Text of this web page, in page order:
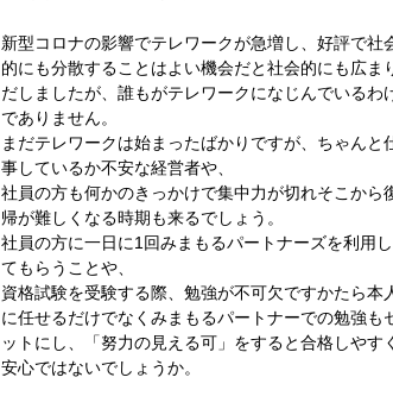
新型コロナの影響でテレワークが急増し、好評で社
的にも分散することはよい機会だと社会的にも広ま
だしましたが、誰もがテレワークになじんでいるわ
でありません。
まだテレワークは始まったばかりですが、ちゃんと
事しているか不安な経営者や、
社員の方も何かのきっかけで集中力が切れそこから
帰が難しくなる時期も来るでしょう。
社員の方に一日に1回みまもるパートナーズを利用し
てもらうことや、
資格試験を受験する際、勉強が不可欠ですかたら本
に任せるだけでなくみまもるパートナーでの勉強も
ットにし、「努力の見える可」をすると合格しやすく
安心ではないでしょうか。